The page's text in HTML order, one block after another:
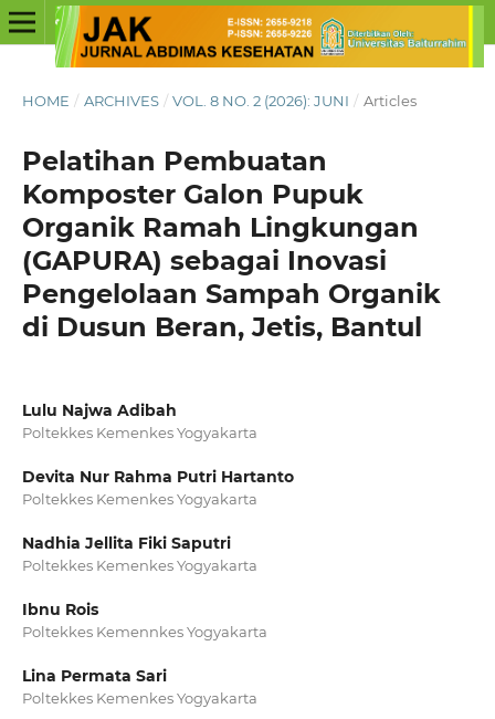
HOME / ARCHIVES / VOL. 8 NO. 2 (2026): JUNI / Articles
Pelatihan Pembuatan
Komposter Galon Pupuk
Organik Ramah Lingkungan
(GAPURA) sebagai Inovasi
Pengelolaan Sampah Organik
di Dusun Beran, Jetis, Bantul
Lulu Najwa Adibah
Poltekkes Kemenkes Yogyakarta
Devita Nur Rahma Putri Hartanto
Poltekkes Kemenkes Yogyakarta
Nadhia Jellita Fiki Saputri
Poltekkes Kemenkes Yogyakarta
Ibnu Rois
Poltekkes Kemennkes Yogyakarta
Lina Permata Sari
Poltekkes Kemenkes Yogyakarta